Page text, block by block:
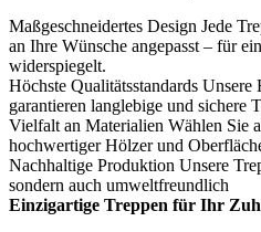
Maßgeschneidertes Design Jede
an Ihre Wünsche angepasst – für
widerspiegelt.
Höchste Qualitätsstandards Unsere
garantieren langlebige und sichere
Vielfalt an Materialien Wählen Sie
hochwertiger Hölzer und
Nachhaltige Produktion Unsere
sondern auch umweltfreundlich
Einzigartige Treppen für Ihr